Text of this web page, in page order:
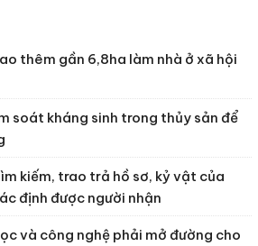
thêm gần 6,8ha làm nhà ở xã hội
soát kháng sinh trong thủy sản để
kiếm, trao trả hồ sơ, kỷ vật của
định được người nhận
và công nghệ phải mở đường cho